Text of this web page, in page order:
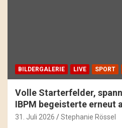
BILDERGALERIE LIVE SPORT
Volle Starterfelder,
IBPM begeisterte erneut
31. Juli 2026 Stephanie Rössel